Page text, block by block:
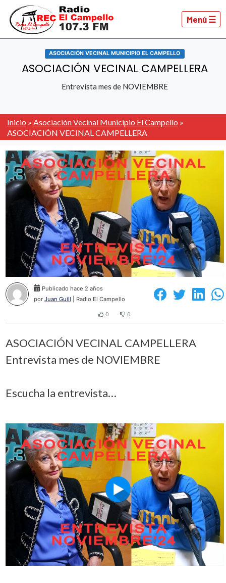
Menú ☰
ASOCIACIÓN VECINAL MUNICIPIO EL CAMPELLO
ASOCIACIÓN VECINAL CAMPELLERA
Entrevista mes de NOVIEMBRE
Inicio » Asociación Vecinal Municipio El Campello »
ASOCIACIÓN VECINAL CAMPELLERA
Publicado hace 2 años
por Juan Guill | Radio El Campello
0 0
ASOCIACIÓN VECINAL CAMPELLERA
Entrevista mes de NOVIEMBRE
Escucha la entrevista…